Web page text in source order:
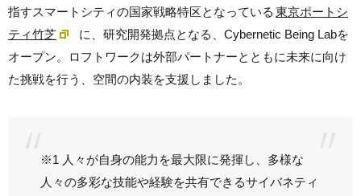
指すスマートシティの国家戦略特区となっている 東京ポートシ
ティ竹芝
に、研究開発拠点となる、Cybernetic Being Labを
オープン。ロフトワークは外部パートナーとともに未来に向け
た挑戦を行う、空間の内装を支援しました。
※1 人々が自身の能力を最大限に発揮し、多様な
人々の多彩な技能や経験を共有できるサイバネティ